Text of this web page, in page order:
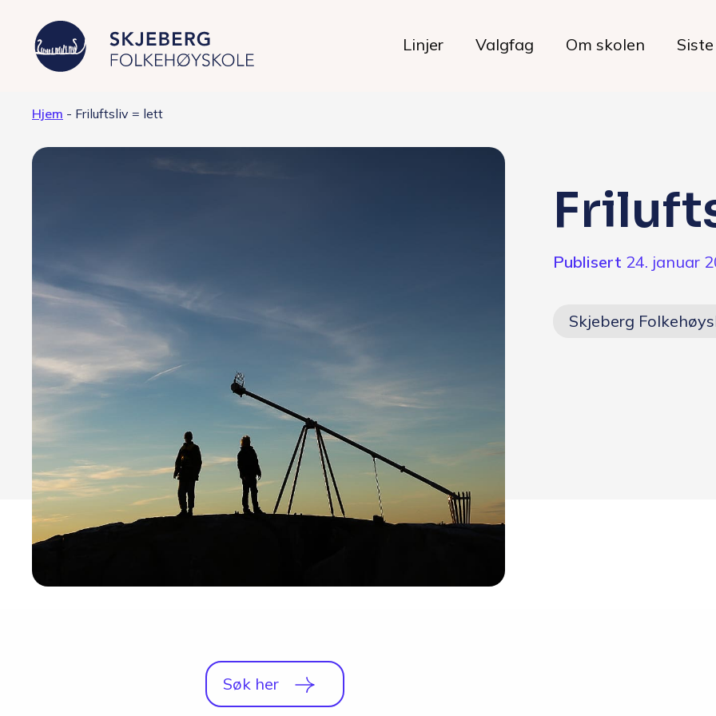
Linjer Valgfag Om skolen
Grafisk design – Japansk kultur
Musikkproduksjon – Artist &
Studio
Radio, TV og Innholdsproduksjon
Sportsjournalistikk og idrett
Halvårskurs
Tilrettelagt linje
Foto og Japan
Livet på skolen
Beliggenhet
Verdigrunnlag og reglement
Hjem - Friluftsliv = lett
Publisert 24. januar
Skjeberg
Søk her